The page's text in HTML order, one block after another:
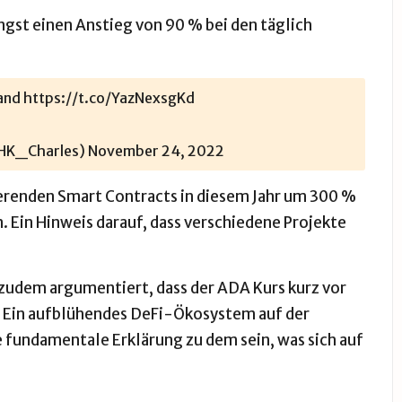
einen Anstieg von 90 % bei den täglich
https://t.co/YazNexsgKd
November 24, 2022
Smart Contracts in diesem Jahr um 300 %
Hinweis darauf, dass verschiedene Projekte
argumentiert, dass der ADA Kurs kurz vor
aufblühendes DeFi-Ökosystem auf der
Erklärung zu dem sein, was sich auf